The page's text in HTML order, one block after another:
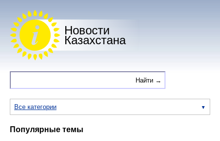
Новости
Казахстана
Все категории
Популярные темы